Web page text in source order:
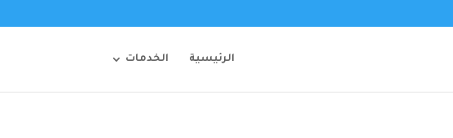
الرئيسية الخدمات